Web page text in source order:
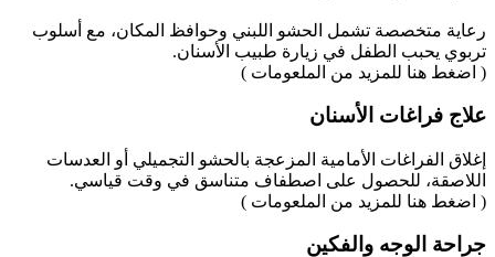
رعاية متخصصة تشمل الحشو اللبني وحوافظ المكان، مع أسلوب
تربوي يحبب الطفل في زيارة طبيب الأسنان.
( اضغط هنا للمزيد من الملعومات )
علاج فراغات الأسنان
إغلاق الفراغات الأمامية المزعجة بالحشو التجميلي أو العدسات
اللاصقة، للحصول على اصطفاف متناسق في وقت قياسي.
( اضغط هنا للمزيد من الملعومات )
جراحة الوجه والفكين